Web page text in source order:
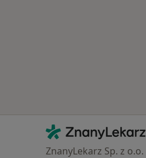
Kontakt
ZnanyLekarz - Strona główna
ZnanyLekarz Sp. z o.o.